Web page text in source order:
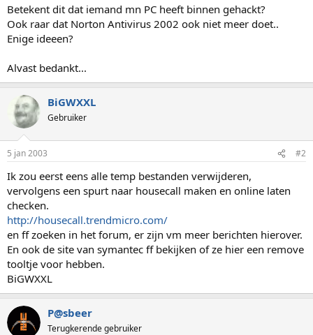
Betekent dit dat iemand mn PC heeft binnen gehackt?
Ook raar dat Norton Antivirus 2002 ook niet meer doet..
Enige ideeen?
Alvast bedankt...
BiGWXXL
Gebruiker
5 jan 2003 #2
Ik zou eerst eens alle temp bestanden verwijderen,
vervolgens een spurt naar housecall maken en online laten
checken.
http://housecall.trendmicro.com/
en ff zoeken in het forum, er zijn vm meer berichten hierover.
En ook de site van symantec ff bekijken of ze hier een remove
tooltje voor hebben.
BiGWXXL
P@sbeer
Terugkerende gebruiker